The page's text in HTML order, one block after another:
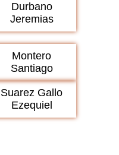
Durbano
Jeremias
Montero
Santiago
Suarez Gallo
Ezequiel